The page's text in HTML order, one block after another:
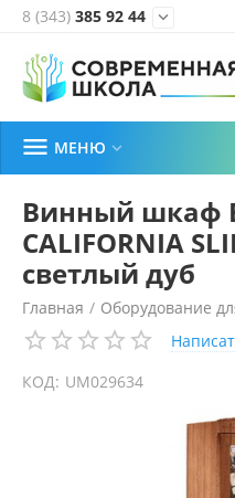
8 (343) 385 92 44 
 МЕНЮ 
Винный шкаф
CALIFORNIA
светлый дуб
Главная / Оборудование
КОД: UM029634